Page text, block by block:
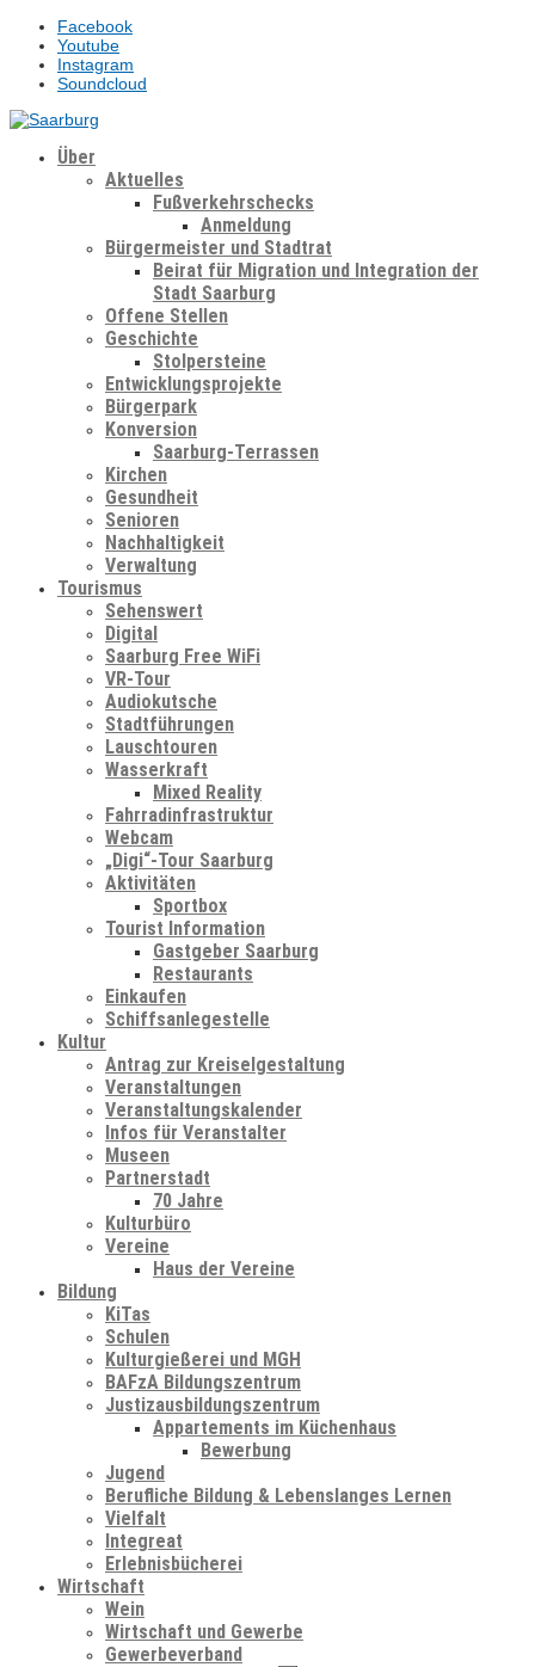
Facebook
Youtube
Instagram
Soundcloud
Über
Aktuelles
Fußverkehrschecks
Anmeldung
Bürgermeister und Stadtrat
Beirat für Migration und Integration der
Stadt Saarburg
Offene Stellen
Geschichte
Stolpersteine
Entwicklungsprojekte
Bürgerpark
Konversion
Saarburg-Terrassen
Kirchen
Gesundheit
Senioren
Nachhaltigkeit
Verwaltung
Tourismus
Sehenswert
Digital
Saarburg Free WiFi
VR-Tour
Audiokutsche
Stadtführungen
Lauschtouren
Wasserkraft
Mixed Reality
Fahrradinfrastruktur
Webcam
„Digi“-Tour Saarburg
Aktivitäten
Sportbox
Tourist Information
Gastgeber Saarburg
Restaurants
Einkaufen
Schiffsanlegestelle
Kultur
Antrag zur Kreiselgestaltung
Veranstaltungen
Veranstaltungskalender
Infos für Veranstalter
Museen
Partnerstadt
70 Jahre
Kulturbüro
Vereine
Haus der Vereine
Bildung
KiTas
Schulen
Kulturgießerei und MGH
BAFzA Bildungszentrum
Justizausbildungszentrum
Appartements im Küchenhaus
Bewerbung
Jugend
Berufliche Bildung & Lebenslanges Lernen
Vielfalt
Integreat
Erlebnisbücherei
Wirtschaft
Wein
Wirtschaft und Gewerbe
Gewerbeverband